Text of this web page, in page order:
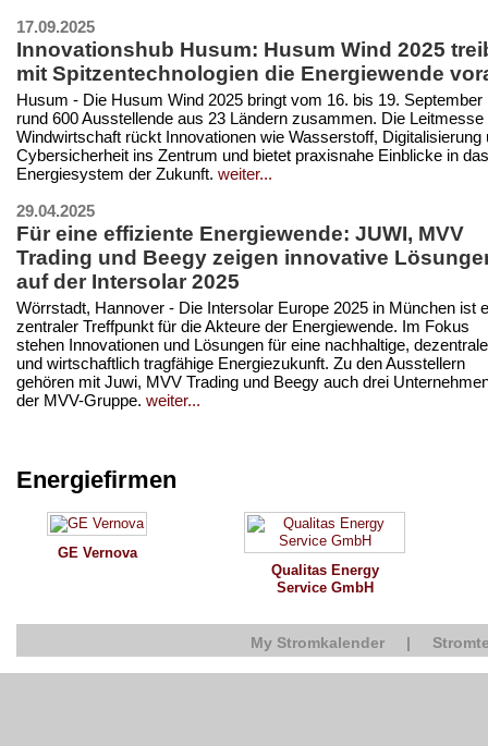
17.09.2025
Innovationshub Husum: Husum Wind 2025
mit Spitzentechnologien die Energiewende
Husum - Die Husum Wind 2025 bringt vom 16. bis 19. September
rund 600 Ausstellende aus 23 Ländern zusammen. Die Leitmesse
Windwirtschaft rückt Innovationen wie Wasserstoff, Digitalisierung
Cybersicherheit ins Zentrum und bietet praxisnahe Einblicke in das
Energiesystem der Zukunft. weiter...
29.04.2025
Für eine effiziente Energiewende: JUWI, MVV
Trading und Beegy zeigen innovative
auf der Intersolar 2025
Wörrstadt, Hannover - Die Intersolar Europe 2025 in München ist
zentraler Treffpunkt für die Akteure der Energiewende. Im Fokus
stehen Innovationen und Lösungen für eine nachhaltige, dezentrale
und wirtschaftlich tragfähige Energiezukunft. Zu den Ausstellern
gehören mit Juwi, MVV Trading und Beegy auch drei
der MVV-Gruppe. weiter...
Energiefirmen
GE Vernova
Qualitas Energy
Service GmbH
My Stromkalender |